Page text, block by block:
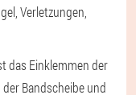
Verletzungen,
das Einklemmen der
Bandscheibe und